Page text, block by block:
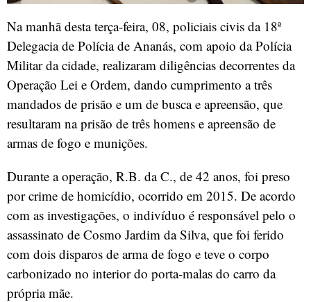
Na manhã desta terça-feira, 08, policiais civis da 18ª
Delegacia de Polícia de Ananás, com apoio da Polícia
Militar da cidade, realizaram diligências decorrentes da
Operação Lei e Ordem, dando cumprimento a três
mandados de prisão e um de busca e apreensão, que
resultaram na prisão de três homens e apreensão de
armas de fogo e munições.
Durante a operação, R.B. da C., de 42 anos, foi preso
por crime de homicídio, ocorrido em 2015. De acordo
com as investigações, o indivíduo é responsável pelo o
assassinato de Cosmo Jardim da Silva, que foi ferido
com dois disparos de arma de fogo e teve o corpo
carbonizado no interior do porta-malas do carro da
própria mãe.